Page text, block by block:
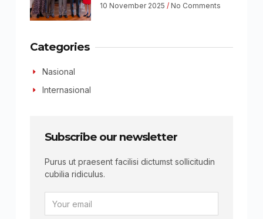
10 November 2025 No Comments
Categories
Nasional
Internasional
Subscribe our newsletter
Purus ut praesent facilisi dictumst sollicitudin
cubilia ridiculus.